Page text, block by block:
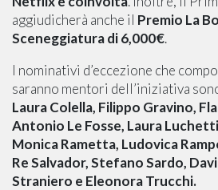
aggiudicherà anche il Premio La
Sceneggiatura di 6,000€.
I nominativi d’eccezione che
saranno mentori dell’iniziativa
Laura Colella, Filippo Gravino,
Antonio Le Fosse, Laura
Monica Rametta, Ludovica
Re Salvador, Stefano Sardo,
Straniero e Eleonora Trucchi.